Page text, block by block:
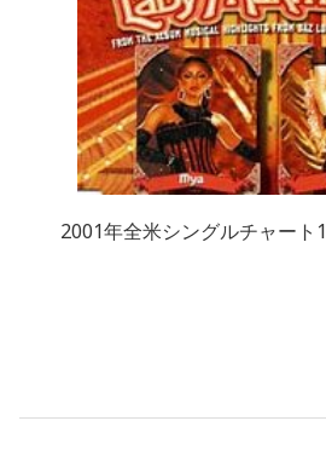
2001年全米シングルチャート 1